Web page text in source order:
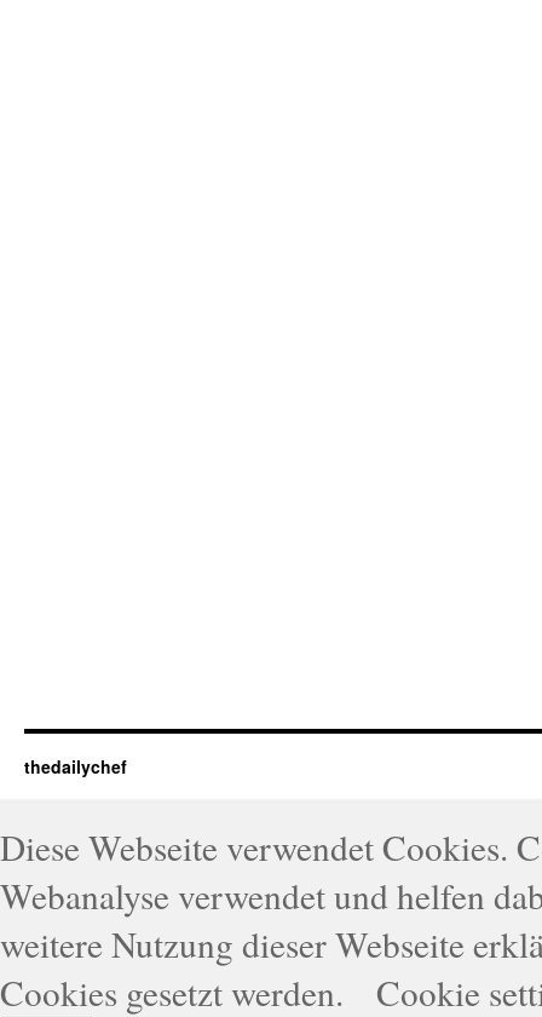
thedailychef
Diese Webseite verwendet Cookies.
Webanalyse verwendet und helfen
weitere Nutzung dieser Webseite
Cookies gesetzt werden.
Cookie